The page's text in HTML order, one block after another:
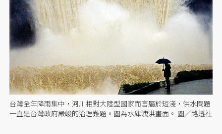
台灣全年降雨集中，河川相對大陸型國家而言屬於短淺，供水問題
一直是台灣政府嚴峻的治理難題。圖為水庫洩洪畫面。 圖／路透社